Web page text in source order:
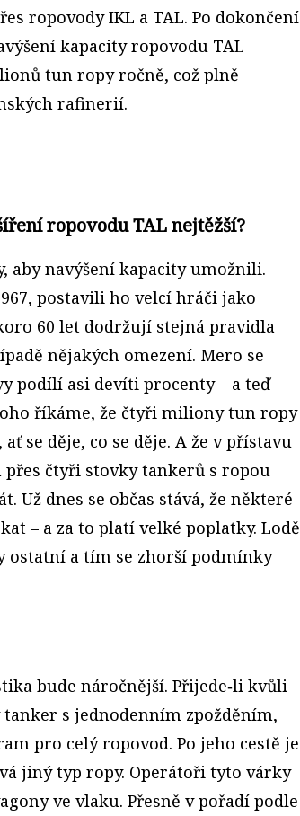
ropovody IKL a TAL. Po dokončení
kapacity ropovodu TAL
tun ropy ročně, což plně
rafinerií.
ropovodu TAL nejtěžší?
aby navýšení kapacity umožnili.
postavili ho velcí hráči jako
60 let dodržují stejná pravidla
nějakých omezení. Mero se
podílí asi devíti procenty – a teď
říkáme, že čtyři miliony tun ropy
se děje, co se děje. A že v přístavu
čtyři stovky tankerů s ropou
Už dnes se občas stává, že některé
– a za to platí velké poplatky. Lodě
ostatní a tím se zhorší podmínky
bude náročnější. Přijede‑li kvůli
s jednodenním zpožděním,
pro celý ropovod. Po jeho cestě je
jiný typ ropy. Operátoři tyto várky
ve vlaku. Přesně v pořadí podle